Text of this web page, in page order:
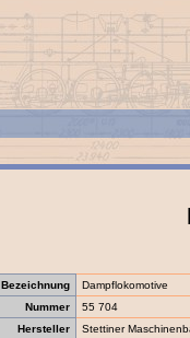
Bezeichnung
Dampflokomotive
Nummer
55 704
Hersteller
Stettiner